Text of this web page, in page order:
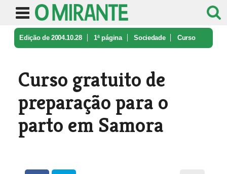
Edição de 2004.10.28 1ª página Sociedade Curso
Curso gratuito de
preparação para o
parto em Samora